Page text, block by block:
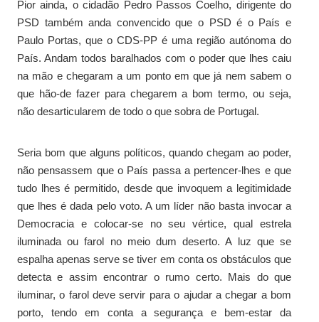
Pior ainda, o cidadão Pedro Passos Coelho, dirigente do
PSD também anda convencido que o PSD é o País e
Paulo Portas, que o CDS-PP é uma região autónoma do
País. Andam todos baralhados com o poder que lhes caiu
na mão e chegaram a um ponto em que já nem sabem o
que hão-de fazer para chegarem a bom termo, ou seja,
não desarticularem de todo o que sobra de Portugal.
Seria bom que alguns políticos, quando chegam ao poder,
não pensassem que o País passa a pertencer-lhes e que
tudo lhes é permitido, desde que invoquem a legitimidade
que lhes é dada pelo voto. A um líder não basta invocar a
Democracia e colocar-se no seu vértice, qual estrela
iluminada ou farol no meio dum deserto. A luz que se
espalha apenas serve se tiver em conta os obstáculos que
detecta e assim encontrar o rumo certo. Mais do que
iluminar, o farol deve servir para o ajudar a chegar a bom
porto, tendo em conta a segurança e bem-estar da